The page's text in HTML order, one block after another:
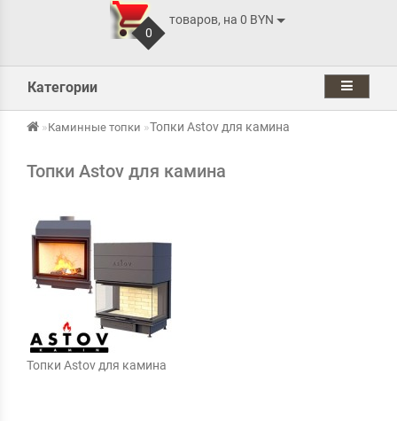
0
товаров, на 0 BYN
Категории
Каминные топки Топки Astov для камина
Топки Astov для камина
Топки Astov для камина